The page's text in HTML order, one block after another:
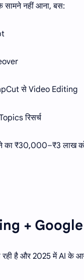
नहीं आना, बस:
से Video Editing
रिसर्च
का ₹30,000–₹3 लाख
+
रही है और 2025 में AI के